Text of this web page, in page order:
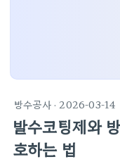
방수공사· 2026-03-14
발수코팅제와
호하는 법